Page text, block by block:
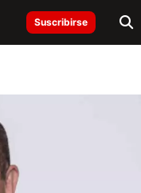
Suscribirse